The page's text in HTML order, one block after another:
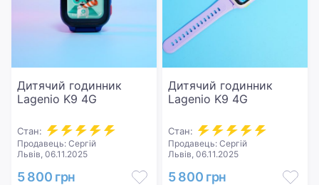
Дитячий годинник
Lagenio K9 4G
Стан:
Продавець: Сергій
Львів, 06.11.2025
5 800 грн
Дитячий годинник
Lagenio K9 4G
Стан:
Продавець: Сергій
Львів, 06.11.2025
5 800 грн